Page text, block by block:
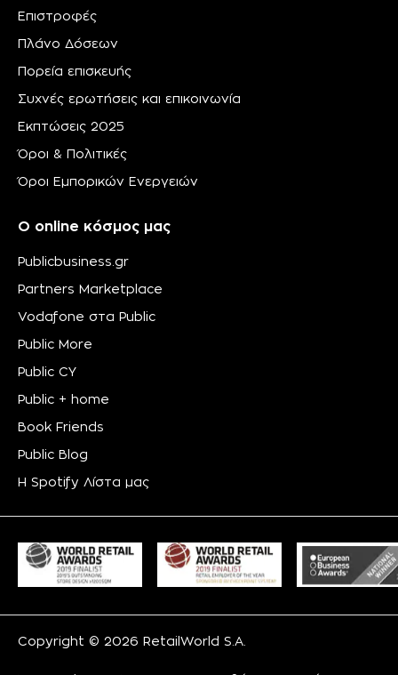
Επιστροφές
Πλάνο Δόσεων
Πορεία επισκευής
Συχνές ερωτήσεις και επικοινωνία
Εκπτώσεις 2025
Όροι & Πολιτικές
Όροι Εμπορικών Ενεργειών
Ο online κόσμος μας
Publicbusiness.gr
Partners Marketplace
Vodafone στα Public
Public More
Public CY
Public + home
Book Friends
Public Blog
Η Spotify Λίστα μας
Copyright © 2026 RetailWorld S.A.